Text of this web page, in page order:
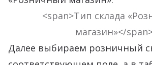
<span>Тип склада
магазин»</
Далее выбираем розничный